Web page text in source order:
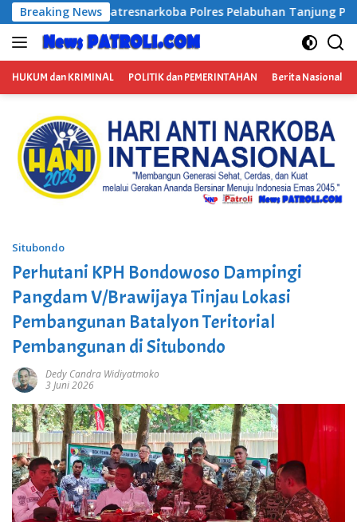
Langsung
ke
konten
Breaking News
Polres Pelabuhan Tanjung Perak Bongkar Tiga Jaringan
HUKUM dan KRIMINAL POLITIK dan PEMERINTAHAN Berita Nasional
Situbondo
Perhutani KPH Bondowoso Dampingi
Pangdam V/Brawijaya Tinjau Lokasi
Pembangunan Batalyon Teritorial
Pembangunan di Situbondo
Dedy Candra Widiyatmoko
3 Juni 2026